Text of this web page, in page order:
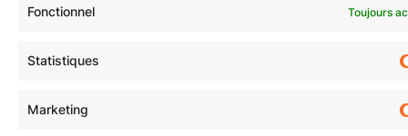
Fonctionnel Toujours
Statistiques
Marketing